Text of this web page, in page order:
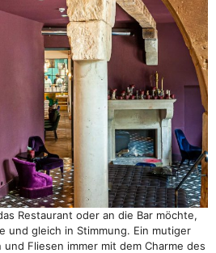
Restaurant oder an die Bar möchte,
und gleich in Stimmung. Ein mutiger
Fliesen immer mit dem Charme des